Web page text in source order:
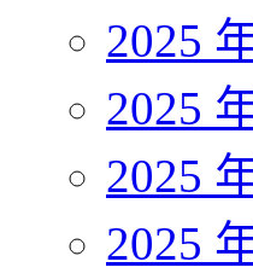
2025
2025
2025
2025